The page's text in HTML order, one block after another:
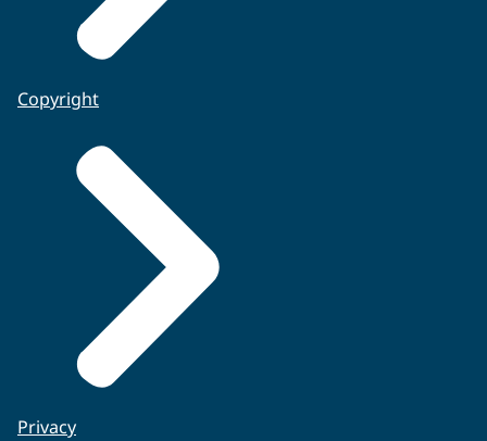
Copyright
Privacy